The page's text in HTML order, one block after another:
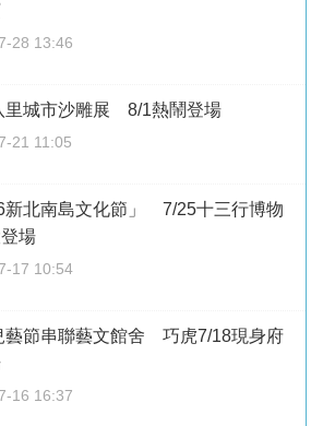
28 13:46
里城市沙雕展 8/1熱鬧登場
21 11:05
新北南島文化節」 7/25十三行博物
場
17 10:54
藝節串聯藝文館舍 巧虎7/18現身府
16 16:37